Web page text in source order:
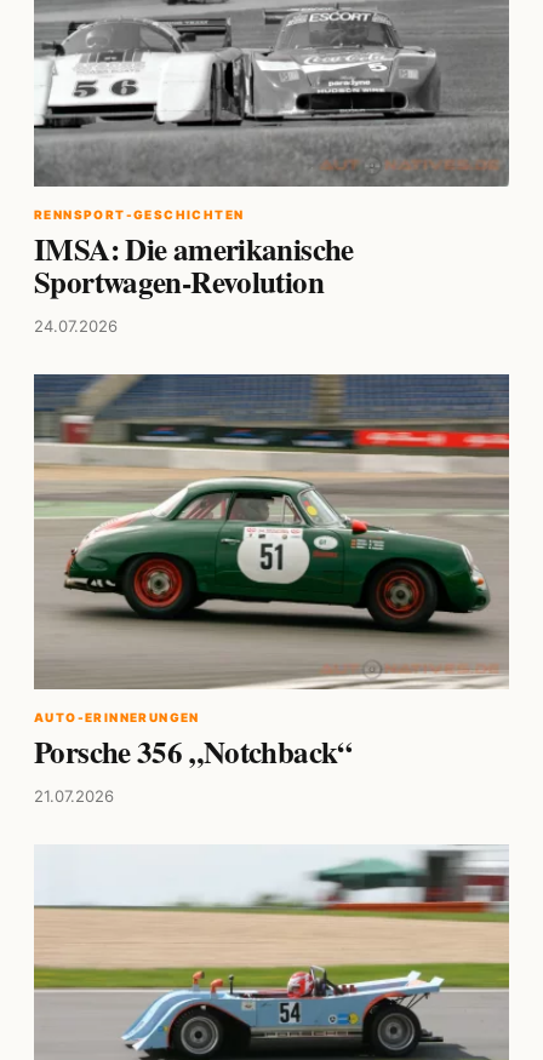
RENNSPORT-GESCHICHTEN
IMSA: Die amerikanische
Sportwagen-Revolution
24.07.2026
AUTO-ERINNERUNGEN
Porsche 356 „Notchback“
21.07.2026